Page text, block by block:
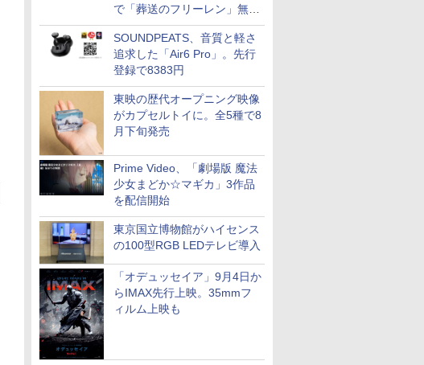
で「葬送のフリーレン」無料
配信など。夏の特番・配信情
報
SOUNDPEATS、音質と軽さ
追求した「Air6 Pro」。先行
登録で8383円
東映の歴代オープニング映像
がカプセルトイに。全5種で8
月下旬発売
Prime Video、「劇場版 魔法
少女まどか☆マギカ」3作品
を配信開始
東京国立博物館がハイセンス
の100型RGB LEDテレビ導入
「オデュッセイア」9月4日か
らIMAX先行上映。35mmフ
ィルム上映も